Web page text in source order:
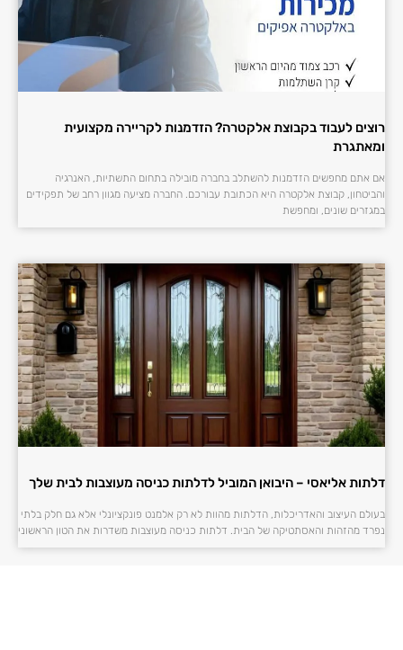
רוצים לעבוד בקבוצת אלקטרה? הזדמנות לקריירה מקצועית
ומאתגרת
אם אתם מחפשים הזדמנות להשתלב בחברה מובילה בתחום התשתיות, האנרגיה
והביטחון, קבוצת אלקטרה היא הכתובת עבורכם. החברה מציעה מגוון רחב של תפקידים
במגזרים שונים, ומחפשת
דלתות אליאסי – היבואן המוביל לדלתות כניסה מעוצבות לבית שלך
בעולם העיצוב והאדריכלות, הדלתות מהוות לא רק אלמנט פונקציונלי אלא גם חלק בלתי
נפרד מהזהות והאסתטיקה של הבית. דלתות כניסה מעוצבות משדרות את הטון הראשוני